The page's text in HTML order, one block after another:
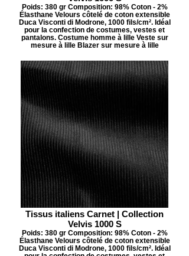
Poids: 380 gr Composition: 98% Coton - 2%
Élasthane Velours côtelé de coton extensible
Duca Visconti di Modrone, 1000 fils/cm². Idéal
pour la confection de costumes, vestes et
pantalons. Costume homme à lille Veste sur
mesure à lille Blazer sur mesure à lille
Tissus italiens Carnet | Collection
Velvis 1000 S
Poids: 380 gr Composition: 98% Coton - 2%
Élasthane Velours côtelé de coton extensible
Duca Visconti di Modrone, 1000 fils/cm². Idéal